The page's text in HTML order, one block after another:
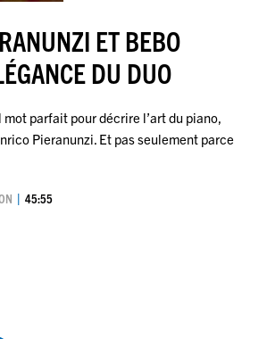
ET BEBO
DU DUO
parfait pour décrire l’art du piano,
Pieranunzi. Et pas seulement parce
45:55